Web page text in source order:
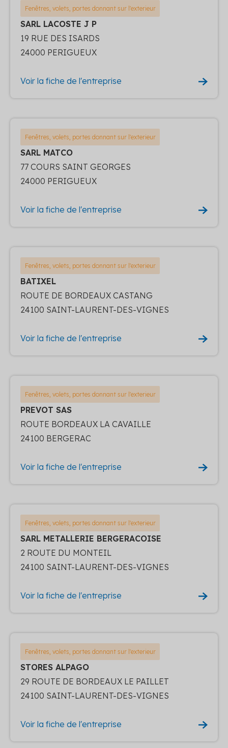
Fenêtres, volets, portes donnant sur l'exterieur
SARL LACOSTE J P
19 RUE DES ISARDS
24000 PERIGUEUX
Voir la fiche de l'entreprise
Fenêtres, volets, portes donnant sur l'exterieur
SARL MATCO
77 COURS SAINT GEORGES
24000 PERIGUEUX
Voir la fiche de l'entreprise
Fenêtres, volets, portes donnant sur l'exterieur
BATIXEL
ROUTE DE BORDEAUX CASTANG
24100 SAINT-LAURENT-DES-VIGNES
Voir la fiche de l'entreprise
Fenêtres, volets, portes donnant sur l'exterieur
PREVOT SAS
ROUTE BORDEAUX LA CAVAILLE
24100 BERGERAC
Voir la fiche de l'entreprise
Fenêtres, volets, portes donnant sur l'exterieur
SARL METALLERIE BERGERACOISE
2 ROUTE DU MONTEIL
24100 SAINT-LAURENT-DES-VIGNES
Voir la fiche de l'entreprise
Fenêtres, volets, portes donnant sur l'exterieur
STORES ALPAGO
29 ROUTE DE BORDEAUX LE PAILLET
24100 SAINT-LAURENT-DES-VIGNES
Voir la fiche de l'entreprise